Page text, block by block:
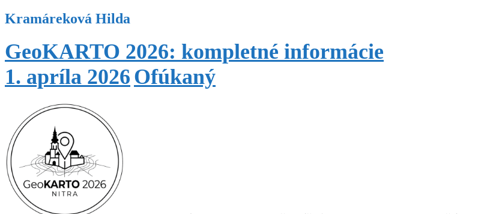
Kramáreková Hilda
GeoKARTO 2026: kompletné informácie
1. apríla 2026 Ofúkaný